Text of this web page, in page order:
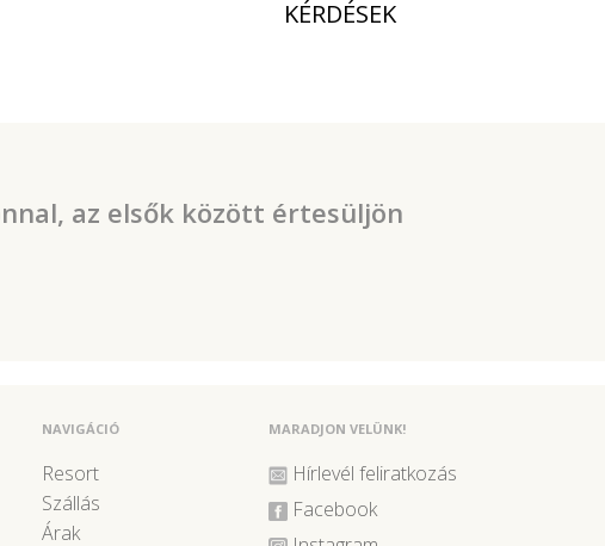
KÉRDÉSEK
az elsők között értesüljön
NAVIGÁCIÓ
Resort
Szállás
Árak
MARADJON VELÜNK!
Hírlevél feliratkozás
Facebook